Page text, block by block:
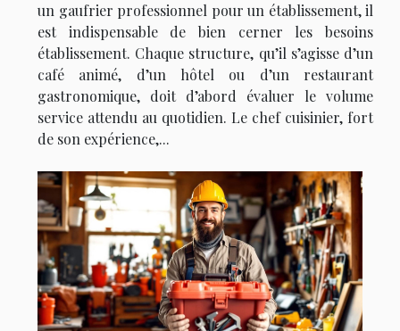
un gaufrier professionnel pour un établissement, il
est indispensable de bien cerner les besoins
établissement. Chaque structure, qu’il s’agisse d’un
café animé, d’un hôtel ou d’un restaurant
gastronomique, doit d’abord évaluer le volume
service attendu au quotidien. Le chef cuisinier, fort
de son expérience,...